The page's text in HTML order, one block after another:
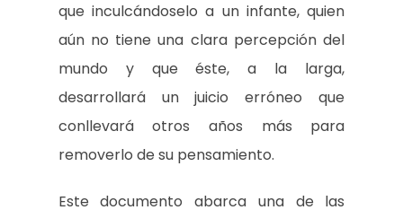
que inculcándoselo a un infante, quien
aún no tiene una clara percepción del
mundo y que éste, a la larga,
desarrollará un juicio erróneo que
conllevará otros años más para
removerlo de su pensamiento.
Este documento abarca una de las